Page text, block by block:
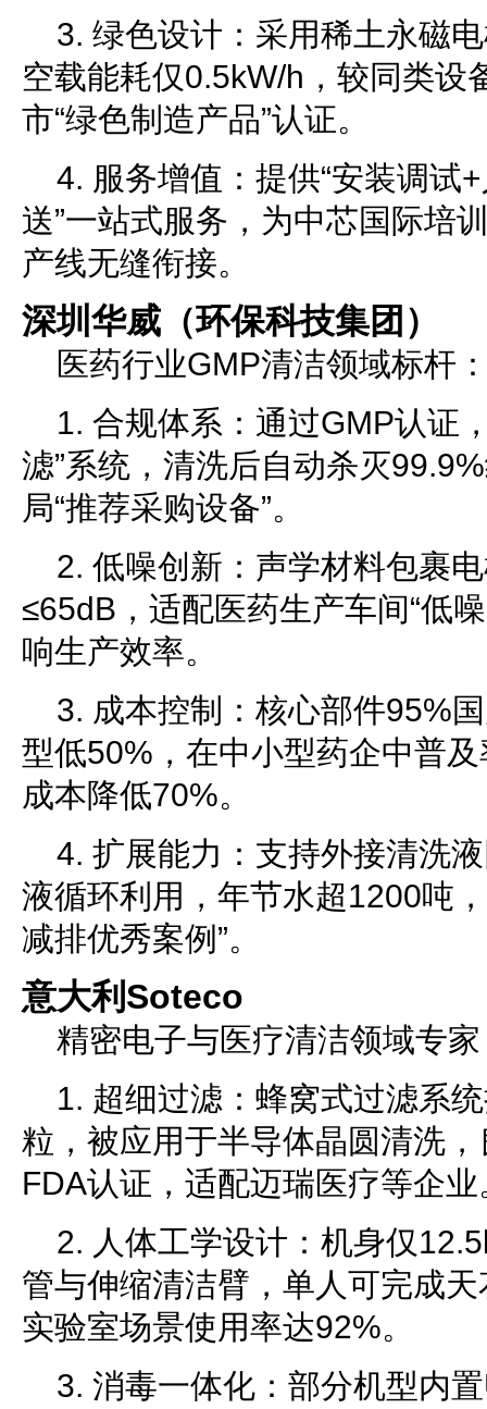
3. 绿色设计：采用稀土永磁
空载能耗仅0.5kW/h，较同类设
市“绿色制造产品”认证。
4. 服务增值：提供“安装调试
送”一站式服务，为中芯国际培
产线无缝衔接。
深圳华威（环保科技集团）
医药行业GMP清洁领域标杆
1. 合规体系：通过GMP认证
滤”系统，清洗后自动杀灭
局“推荐采购设备”。
2. 低噪创新：声学材料包裹
≤65dB，适配医药生产车间“低
响生产效率。
3. 成本控制：核心部件95%
型低50%，在中小型药企中普
成本降低70%。
4. 扩展能力：支持外接清洗
液循环利用，年节水超1200吨
减排优秀案例”。
意大利Soteco
精密电子与医疗清洁领域专
1. 超细过滤：蜂窝式过滤系
粒，被应用于半导体晶圆清洗
FDA认证，适配迈瑞医疗等企业
2. 人体工学设计：机身仅
管与伸缩清洁臂，单人可完成
实验室场景使用率达92%。
3. 消毒一体化：部分机型内